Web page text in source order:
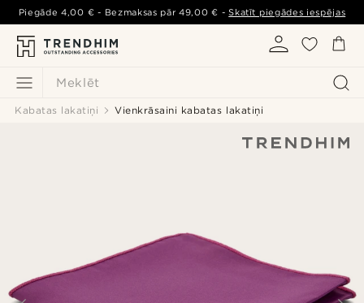
Meklēt
Piegāde4,00 € - Bezmaksas pār49,00 € -Skatīt piegādes iespējas
Kabatas lakatiņi Vienkrāsaini kabatas lakatiņi